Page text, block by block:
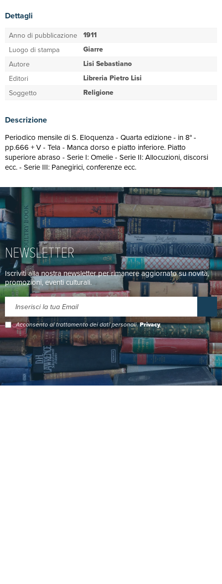
Dettagli
Anno di pubblicazione 1911
Luogo di stampa Giarre
Autore Lisi Sebastiano
Editori Libreria Pietro Lisi
Soggetto Religione
Descrizione
Periodico mensile di S. Eloquenza - Quarta edizione - in 8° -
pp.666 + V - Tela - Manca dorso e piatto inferiore. Piatto
superiore abraso - Serie I: Omelie - Serie II: Allocuzioni, discorsi
ecc. - Serie III: Panegirici, conferenze ecc.
NEWSLETTER
Iscriviti alla nostra newsletter per rimanere aggiornato su novità,
promozioni, eventi culturali.
Acconsento al trattamento dei dati personali.Privacy